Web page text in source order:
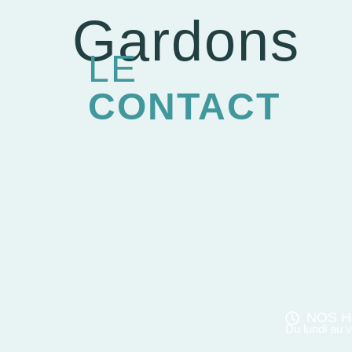
Gardons
LE
CONTACT